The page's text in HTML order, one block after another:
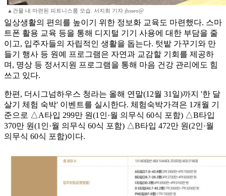
▲건물 내 마련된 피트니스룸 모습. 서지희 기자 jhsseo@
일상생활의 편의를 높이기 위한 정보화 교육도 마련했다. 스마
트폰 활용 교육 등을 통해 디지털 기기 사용에 대한 부담을 줄
이고, 입주자들의 자립적인 생활을 돕는다. 텃밭 가꾸기와 만
들기 행사 등 원예 프로그램은 자연과 교감할 기회를 제공하
며, 명상 등 정서지원 프로그램을 통해 마음 건강 관리에도 힘
쓰고 있다.
한편, 더시그넘하우스 청라는 올해 연말(12월 31일)까지 '한 달
살기 체험 숙박' 이벤트를 실시한다. 체험숙박가격은 1개월 기
준으로 △A타입 299만 원(1인·월 의무식 60식 포함) △B타입
370만 원(1인·월 의무식 60식 포함) △B타입 472만 원(2인·월
의무식 60식 포함)이다.